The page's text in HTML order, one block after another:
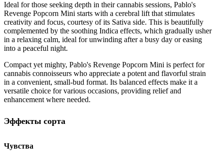
Ideal for those seeking depth in their cannabis sessions, Pablo's
Revenge Popcorn Mini starts with a cerebral lift that stimulates
creativity and focus, courtesy of its Sativa side. This is beautifully
complemented by the soothing Indica effects, which gradually usher
in a relaxing calm, ideal for unwinding after a busy day or easing
into a peaceful night.
Compact yet mighty, Pablo's Revenge Popcorn Mini is perfect for
cannabis connoisseurs who appreciate a potent and flavorful strain
in a convenient, small-bud format. Its balanced effects make it a
versatile choice for various occasions, providing relief and
enhancement where needed.
Эффекты сорта
Чувства